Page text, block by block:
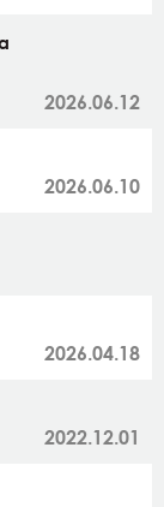
2026.06.12
2026.06.10
2026.04.18
2022.12.01